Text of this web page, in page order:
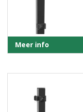
Meer info